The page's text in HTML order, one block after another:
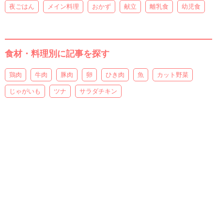
夜ごはん メイン料理 おかず 献立 離乳食 幼児食
食材・料理別に記事を探す
鶏肉 牛肉 豚肉 卵 ひき肉 魚 カット野菜
じゃがいも ツナ サラダチキン